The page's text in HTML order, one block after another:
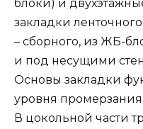
блоки) и
закладки
– сборного, из ЖБ-
и под несущими
Основы закладки
уровня промерзания
В цокольной части